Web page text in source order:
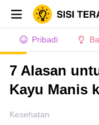
Pribadi
7 Alasan
Kayu Manis
Kesehatan